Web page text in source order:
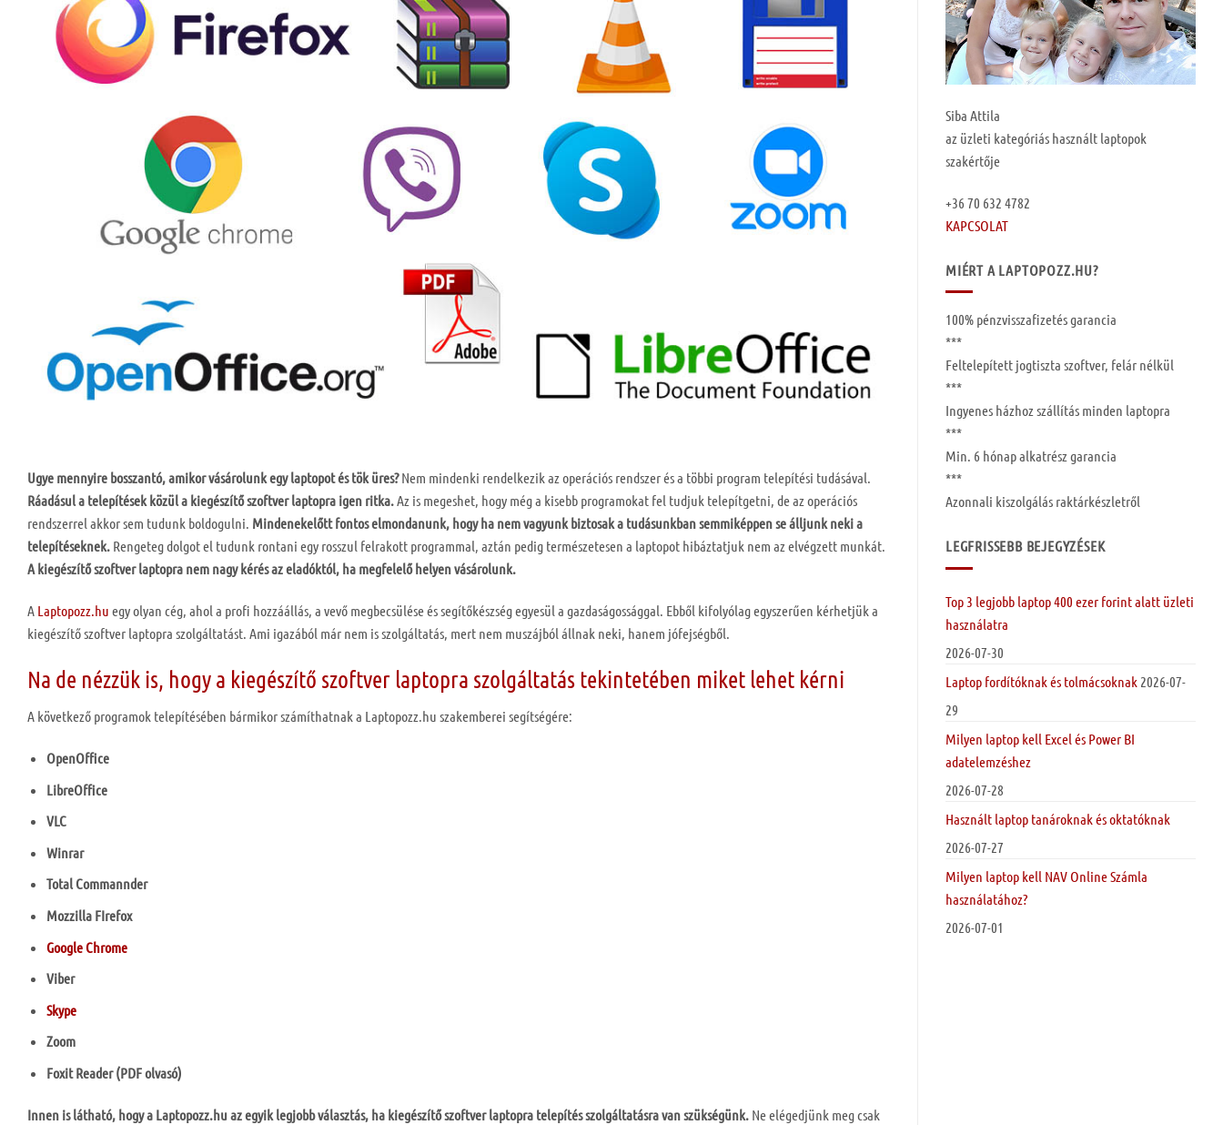
Ugye mennyire bosszantó, amikor vásárolunk egy laptopot és tök üres?Nem mindenki rendelkezik az operációs rendszer és a többi program telepítési tudásával.
Ráadásul a telepítések közül a kiegészítő szoftver laptopra igen ritka.Az is megeshet, hogy még a kisebb programokat fel tudjuk telepítgetni, de az operációs
rendszerrel akkor sem tudunk boldogulni. Mindenekelőtt fontos elmondanunk, hogy ha nem vagyunk biztosak a tudásunkban semmiképpen se álljunk neki a
telepítéseknek. Rengeteg dolgot el tudunk rontani egy rosszul felrakott programmal, aztán pedig természetesen a laptopot hibáztatjuk nem az elvégzett munkát.
A kiegészítő szoftver laptopra nem nagy kérés az eladóktól, ha megfelelő helyen vásárolunk.
A Laptopozz.hu egy olyan cég, ahol a profi hozzáállás, a vevő megbecsülése és segítőkészség egyesül a gazdaságossággal. Ebből kifolyólag egyszerűen kérhetjük a
kiegészítő szoftver laptopra szolgáltatást. Ami igazából már nem is szolgáltatás, mert nem muszájból állnak neki, hanem jófejségből.
Na de nézzük is, hogy a kiegészítő szoftver laptopra szolgáltatás tekintetében miket lehet kérni
A következő programok telepítésében bármikor számíthatnak a Laptopozz.hu szakemberei segítségére:
OpenOffice
LibreOffice
VLC
Winrar
Total Commannder
Mozzilla FIrefox
Google Chrome
Viber
Skype
Zoom
Foxit Reader (PDF olvasó)
Innen is látható, hogy a Laptopozz.hu az egyik legjobb választás, ha kiegészítő szoftver laptopra telepítés szolgáltatásra van szükségünk. Ne elégedjünk meg csak
Siba Attila
az üzleti kategóriás használt laptopok
szakértője
+36 70 632 4782
KAPCSOLAT
MIÉRT A LAPTOPOZZ.HU?
100% pénzvisszafizetés garancia
***
Feltelepített jogtiszta szoftver, felár nélkül
***
Ingyenes házhoz szállítás minden laptopra
***
Min. 6 hónapalkatrész garancia
***
Azonnali kiszolgálás raktárkészletről
LEGFRISSEBB BEJEGYZÉSEK
Top 3 legjobb laptop 400 ezer forint alatt üzleti
használatra
2026-07-30
Laptop fordítóknak és tolmácsoknak 2026-07-
29
Milyen laptop kell Excel és Power BI
adatelemzéshez
2026-07-28
Használt laptop tanároknak és oktatóknak
2026-07-27
Milyen laptop kell NAV Online Számla
használatához?
2026-07-01